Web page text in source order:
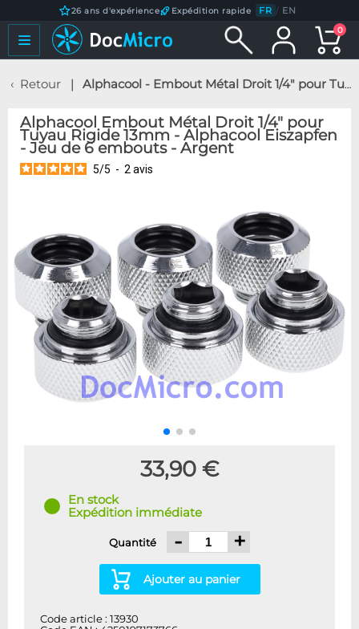
26 ans d'expérience Expédition rapide FR / EN
0
Retour Alphacool - Embout Métal Droit 1/4" pour Tuyau Rigide 13mm - Alphacool Eiszapfen - Jeu de 6 embouts - Argent
Alphacool Embout Métal Droit 1/4" pour
Tuyau Rigide 13mm - Alphacool Eiszapfen
- Jeu de 6 embouts - Argent
5/5 - 2 avis
33,90 €
En stock
Expédition immédiate
Quantité - +
Ajouter au panier
Code article : 13930